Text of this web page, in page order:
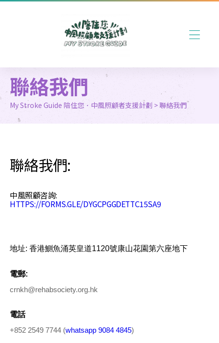
聯絡我們
My Stroke Guide 陪住您．中風照顧者支援計劃 >聯絡我們
聯絡我們:
中風照顧咨詢:
HTTPS://FORMS.GLE/DYGCPGGDETTC15SA9
地址: 香港鰂魚涌英皇道1120號康山花園第六座地下
電郵:
crnkh@rehabsociety.org.hk
電話
+852 2549 7744 (whatsapp 9084 4845)